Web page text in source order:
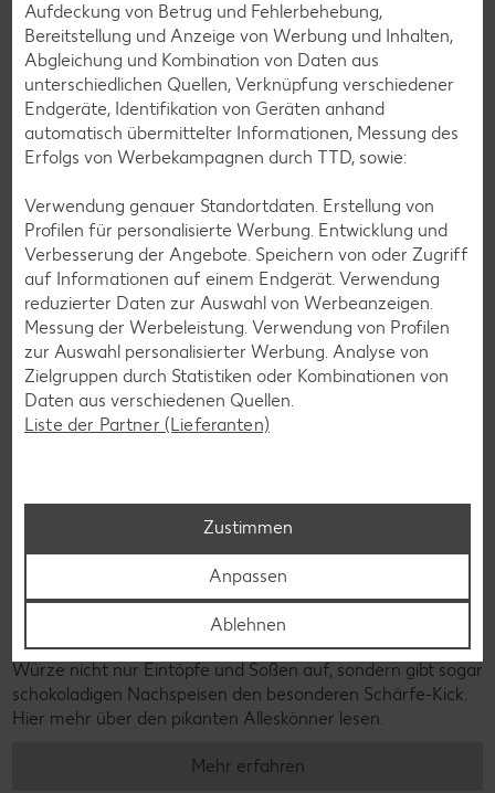
Brokkoli
Brokkoli oder auch Broccoli ist ein grünes Wunder: Das
Gemüse enthält viele Vitamine sowie Nährstoffe und lässt
sich vielseitig zubereiten. Hier mehr über das Mitglied der
Kohlfamilie erfahren.
© Mara Zemgaliete - stock.adobe.com
Chili
Der kleine Verwandte der Paprika peppt mit seiner feurigen
Würze nicht nur Eintöpfe und Soßen auf, sondern gibt sogar
schokoladigen Nachspeisen den besonderen Schärfe-Kick.
Hier mehr über den pikanten Alleskönner lesen.
Mehr erfahren
Aufdeckung von Betrug und Fehlerbehebung,
Bereitstellung und Anzeige von Werbung und Inhalten,
Abgleichung und Kombination von Daten aus
unterschiedlichen Quellen, Verknüpfung verschiedener
Endgeräte, Identifikation von Geräten anhand
automatisch übermittelter Informationen, Messung des
Erfolgs von Werbekampagnen durch TTD, sowie:
Verwendung genauer Standortdaten. Erstellung von
Profilen für personalisierte Werbung. Entwicklung und
Verbesserung der Angebote. Speichern von oder Zugriff
auf Informationen auf einem Endgerät. Verwendung
reduzierter Daten zur Auswahl von Werbeanzeigen.
Messung der Werbeleistung. Verwendung von Profilen
zur Auswahl personalisierter Werbung. Analyse von
Zielgruppen durch Statistiken oder Kombinationen von
Daten aus verschiedenen Quellen.
Liste der Partner (Lieferanten)
Zustimmen
Anpassen
Ablehnen